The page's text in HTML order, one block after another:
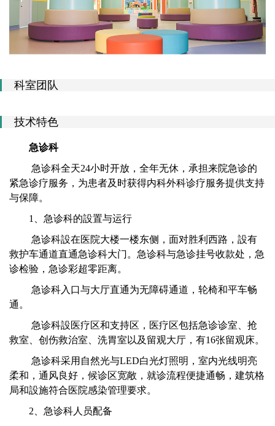
科室团队
技术特色
急诊科
急诊科全天24小时开放，全年无休，承担来院急诊的
紧急诊疗服务，为患者及时获得内科外科诊疗服务提供支持
与保障。
1、急诊科的設置与运行
急诊科設在医院大楼一楼东侧，面对胜利西路，設有
救护车通道直通急诊科大门。急诊科与急诊挂号收款处，急
诊检验，急诊彩超零距离。
急诊科入口与大厅直通为无障碍通道，轮椅和平车畅
通。
急诊科設医疗区和支持区，医疗区包括急诊诊室、抢
救室、创伤救治室、洗胃室以及留观大厅，有16张留观床。
急诊科采用自然光与LED白光灯照明，室内光线明亮
柔和，通风良好，候诊区宽敞，就诊流程便捷通畅，建筑格
局和設施符合医院感染管理要求。
2、急诊科人员配备